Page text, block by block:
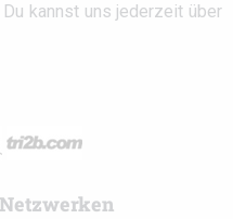
kannst uns jederzeit über